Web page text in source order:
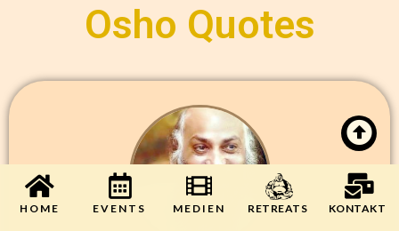
Osho Quotes
HOME EVENTS MEDIEN RETREATS KONTAKT